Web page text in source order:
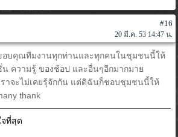
#16
20 มี.ค. 53 14:47 น.
อบคุณทีมงานทุกท่านและทุกคนในชุมชนนี้ให้
ความรู้ ของช้อป และอื่นๆอีกมากมาย
าจะไม่เคยรุ้จักกัน แต่ดิฉันก็ชอบชุมชนนี้ให้
thank
จที่สุด